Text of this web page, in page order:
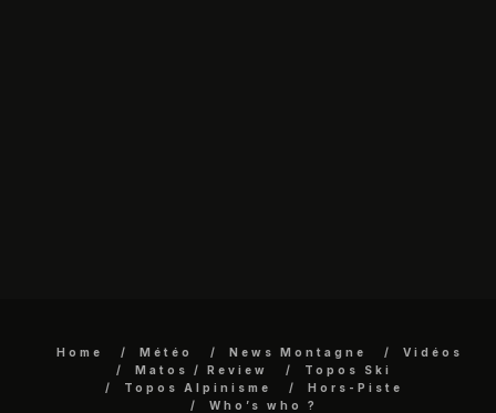
Home Météo News Montagne
Vidéos
Matos / Review
Topos Ski
Topos Alpinisme
Hors-Piste
Who’s who ?